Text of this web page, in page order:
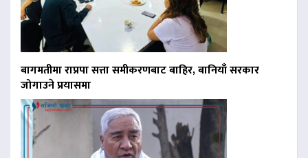
बागमतीमा राप्रपा सत्ता समीकरणबाट बाहिर, बानियाँ सरकार
जोगाउने प्रयासमा